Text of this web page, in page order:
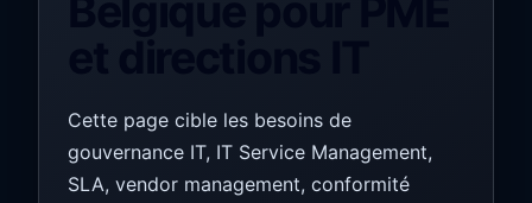
Cette page cible les besoins de
gouvernance IT, IT Service Management,
SLA, vendor management, conformité